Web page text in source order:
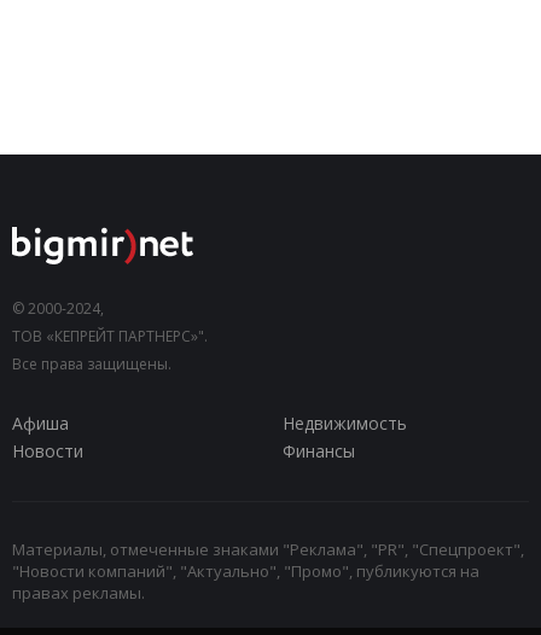
© 2000-2024,
ТОВ «КЕПРЕЙТ ПАРТНЕРС»".
Все права защищены.
Афиша
Недвижимость
Новости
Финансы
Материалы, отмеченные знаками "Реклама", "PR", "Спецпроект",
"Новости компаний", "Актуально", "Промо", публикуются на
правах рекламы.